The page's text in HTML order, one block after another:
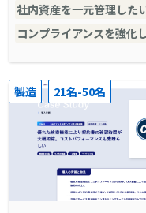
社内資産を一元管理した
コンプライアンスを強化
製造 21名-50名